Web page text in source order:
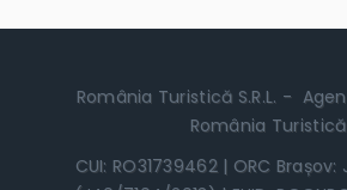
România Turistică S.R.L. -
România Turistică
CUI: RO31739462 | ORC